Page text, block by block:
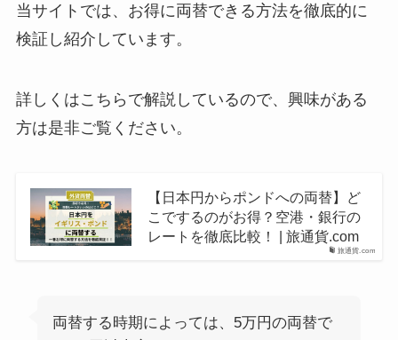
当サイトでは、お得に両替できる方法を徹底的に
検証し紹介しています。
詳しくはこちらで解説しているので、興味がある
方は是非ご覧ください。
旅通貨.com
【日本円からポンドへの両替】ど
こでするのがお得？空港・銀行の
レートを徹底比較！ | 旅通貨.com
両替する時期によっては、5万円の両替で